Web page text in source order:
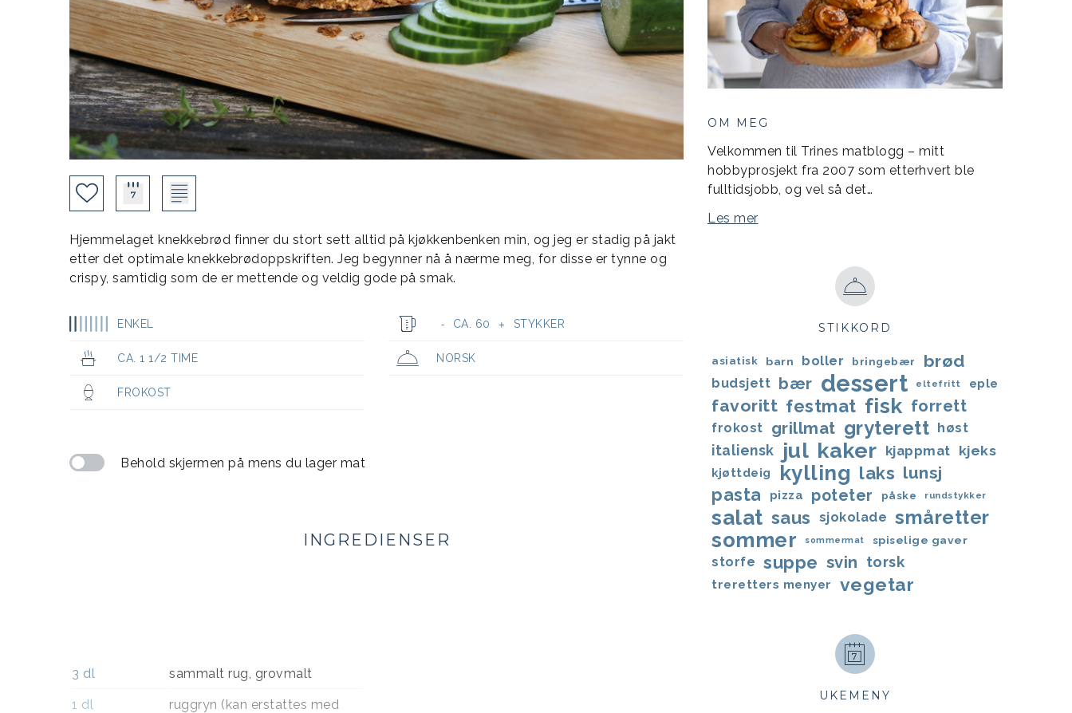
Hjemmelaget knekkebrød finner du stort sett alltid på kjøkkenbenken min, og jeg er stadig på jakt
etter det optimale knekkebrødoppskriften. Jeg begynner nå å nærme meg, for disse er tynne og
crispy, samtidig som de er mettende og veldig gode på smak.
ENKEL - CA. 60 + STYKKER
CA. 1 1/2 TIME NORSK
FROKOST
Behold skjermen på mens du lager mat
INGREDIENSER
3 dl sammalt rug, grovmalt
1 dl
ruggryn (kan erstattes med
OM MEG
Velkommen til Trines matblogg – mitt
hobbyprosjekt fra 2007 som etterhvert ble
fulltidsjobb, og vel så det…
Les mer
STIKKORD
asiatisk barn boller bringebær brød
budsjett bær dessert eltefritt eple
favoritt festmat fisk forrett
frokost grillmat gryterett høst
italiensk jul kaker kjappmat kjeks
kjøttdeig kylling laks lunsj
pasta
pizza poteter påske rundstykker
salat saus sjokolade småretter
sommer sommermat spiselige gaver
storfe suppe svin torsk
treretters menyer vegetar
UKEMENY